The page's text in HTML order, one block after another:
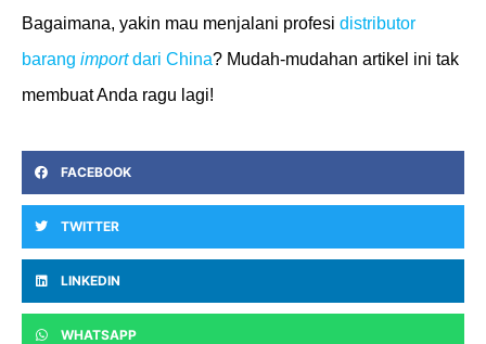
Bagaimana, yakin mau menjalani profesi distributor
barang importdari China? Mudah-mudahan artikel ini tak
membuat Anda ragu lagi!
FACEBOOK
TWITTER
LINKEDIN
WHATSAPP